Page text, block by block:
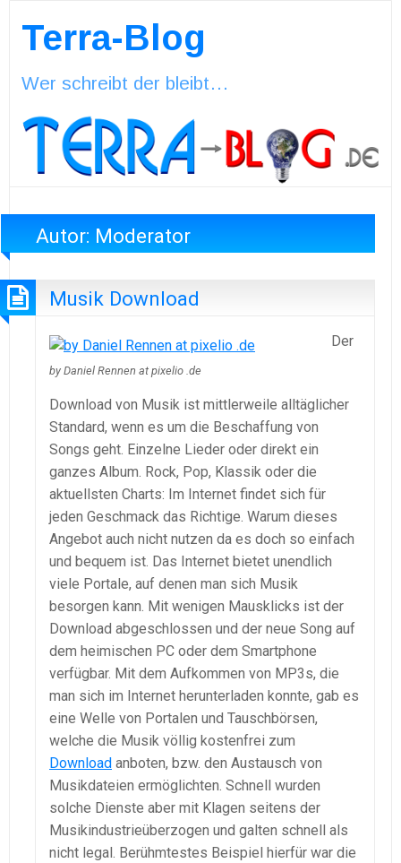
Terra-Blog
Wer schreibt der bleibt…
Autor: Moderator
Musik Download
by Daniel Rennen at pixelio .de
Der
Download von Musik ist mittlerweile alltäglicher
Standard, wenn es um die Beschaffung von
Songs geht. Einzelne Lieder oder direkt ein
ganzes Album. Rock, Pop, Klassik oder die
aktuellsten Charts: Im Internet findet sich für
jeden Geschmack das Richtige. Warum dieses
Angebot auch nicht nutzen da es doch so einfach
und bequem ist. Das Internet bietet unendlich
viele Portale, auf denen man sich Musik
besorgen kann. Mit wenigen Mausklicks ist der
Download abgeschlossen und der neue Song auf
dem heimischen PC oder dem Smartphone
verfügbar. Mit dem Aufkommen von MP3s, die
man sich im Internet herunterladen konnte, gab es
eine Welle von Portalen und Tauschbörsen,
welche die Musik völlig kostenfrei zum
Download anboten, bzw. den Austausch von
Musikdateien ermöglichten. Schnell wurden
solche Dienste aber mit Klagen seitens der
Musikindustrieüberzogen und galten schnell als
nicht legal. Berühmtestes Beispiel hierfür war die